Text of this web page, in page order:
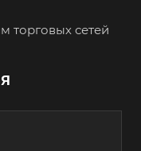
торговых сетей